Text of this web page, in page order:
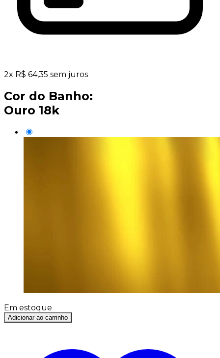
2x R$ 64,35 sem juros
Cor do Banho:
Ouro 18k
Em estoque
Adicionar ao carrinho